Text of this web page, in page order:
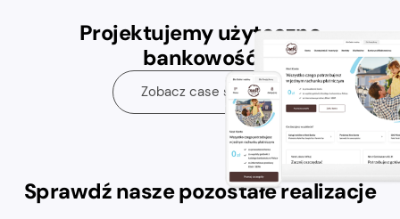
Projektujemy użyteczną
bankowość
Zobacz case study
Sprawdź nasze pozostałe realizacje